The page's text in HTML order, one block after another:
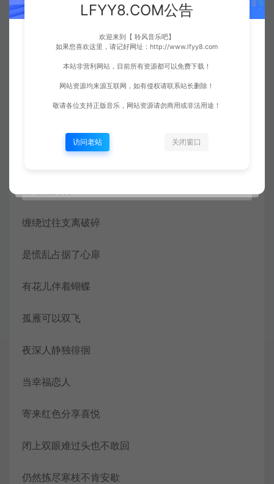
落花似人有情这个季节
河畔的风放肆拼命的吹
伤感一夜一夜
缠绕过往支离破碎
是慌乱占据了心扉
有花儿伴着蝴蝶
孤雁可以双飞
夜深人静独徘徊
当幸福恋人
寄来红色分享喜悦
闭上双眼难过头也不敢回
仍然拣尽寒枝不肯安歇
LFYY8.COM公告
欢迎来到【 聆风音乐吧】
如果您喜欢这里，请记好网址：http://www.lfyy8.com
本站非营利网站，目前所有资源都可以免费下载！
网站资源均来源互联网，如有侵权请联系站长删除！
敬请各位支持正版音乐，网站资源请勿商用或非法用途！
访问老站 关闭窗口